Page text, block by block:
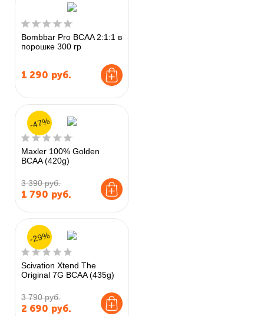
Bombbar Pro BCAA 2:1:1 в
порошке 300 гр
1 290 руб.
Maxler 100% Golden
BCAA (420g)
3 390 руб.
1 790 руб.
-47%
Scivation Xtend The
Original 7G BCAA (435g)
3 790 руб.
2 690 руб.
-29%